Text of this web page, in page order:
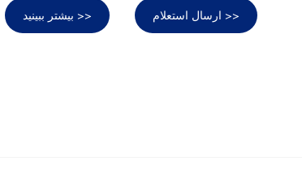
بیشتر ببینید >> ارسال استعلام >>